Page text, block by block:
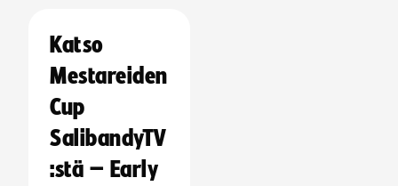
Katso
Mestareiden
Cup
SalibandyTV
:stä – Early